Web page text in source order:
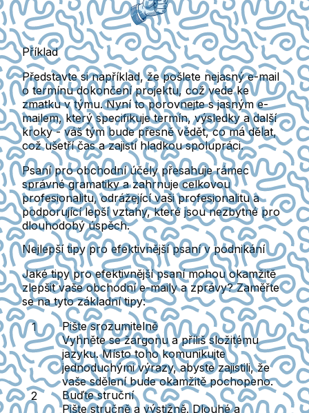
Příklad
Představte si například, že pošlete nejasný e-mail
o termínu dokončení projektu, což vede ke
zmatku v týmu. Nyní to porovnejte s jasným e-
mailem, který specifikuje termín, výsledky a další
kroky - váš tým bude přesně vědět, co má dělat,
což ušetří čas a zajistí hladkou spolupráci.
Psaní pro obchodní účely přesahuje rámec
správné gramatiky a zahrnuje celkovou
profesionalitu, odrážející vaši profesionalitu a
podporující lepší vztahy, které jsou nezbytné pro
dlouhodobý úspěch.
Nejlepší tipy pro efektivnější psaní v podnikání
Jaké tipy pro efektivnější psaní mohou okamžitě
zlepšit vaše obchodní e-maily a zprávy? Zaměřte
se na tyto základní tipy:
Pište srozumitelně
Vyhněte se žargonu a příliš složitému
jazyku. Místo toho komunikujte
jednoduchými výrazy, abyste zajistili, že
vaše sdělení bude okamžitě pochopeno.
Buďte struční
Pište stručně a výstižně. Dlouhé a